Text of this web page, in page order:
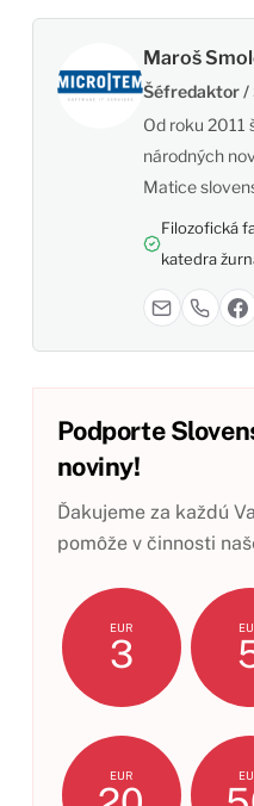
Maroš
Šéfredaktor /
Od roku 2011
národných
Matice
Filozofická
katedra
Podporte
noviny!
Ďakujeme za každú
pomôže v činnosti
EUR
3
EUR